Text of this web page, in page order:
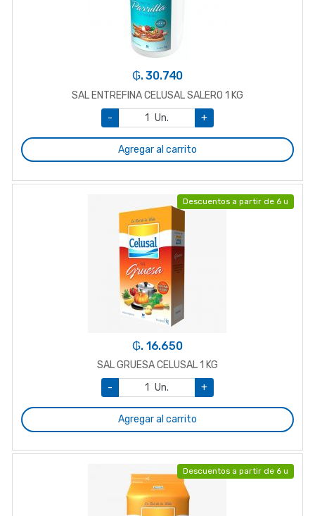
₲. 30.740
SAL ENTREFINA CELUSAL SALERO 1 KG
-
Un. +
Agregar al carrito
Descuentos a partir de 6 u
₲. 16.650
SAL GRUESA CELUSAL 1 KG
-
Un. +
Agregar al carrito
Descuentos a partir de 6 u